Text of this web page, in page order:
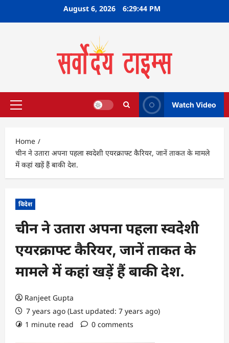
August 6, 2026 6:29:45 PM
Primary
Watch Video
Home
चीन ने उतारा अपना पहला स्‍वदेशी एयरक्राफ्ट कैरियर, जानें ताकत के मामले
में कहां खड़ें हैं बाकी देश.
विदेश
चीन ने उतारा अपना पहला स्‍वदेशी
एयरक्राफ्ट कैरियर, जानें ताकत के
मामले में कहां खड़ें हैं बाकी देश.
Ranjeet Gupta
7 years ago (Last updated: 7 years ago)
1 minute read
0 comments